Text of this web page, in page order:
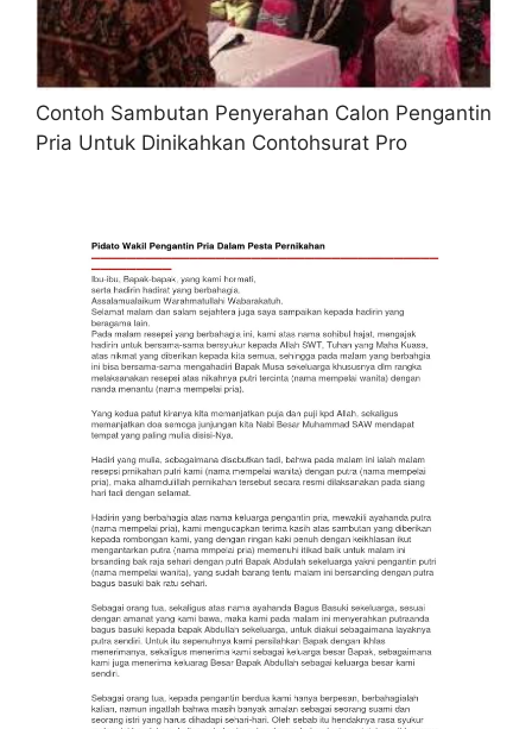
Contoh Sambutan Penyerahan Calon Pengantin
Pria Untuk Dinikahkan Contohsurat Pro